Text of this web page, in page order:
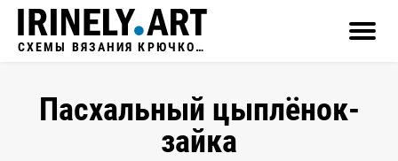
СХЕМЫ ВЯЗАНИЯ КРЮЧКОМ
Пасхальный цыплёнок-
зайка